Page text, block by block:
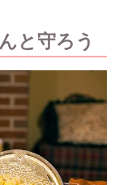
と守ろう